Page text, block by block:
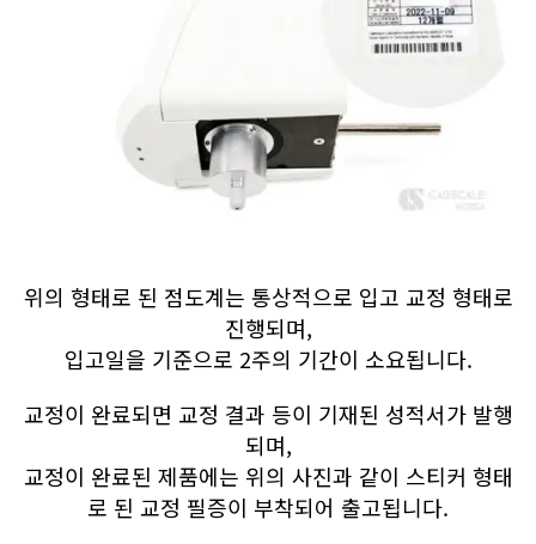
위의 형태로 된 점도계는 통상적으로 입고 교정 형태로
진행되며,
입고일을 기준으로 2주의 기간이 소요됩니다.
교정이 완료되면 교정 결과 등이 기재된 성적서가 발행
되며,
교정이 완료된 제품에는 위의 사진과 같이 스티커 형태
로 된 교정 필증이 부착되어 출고됩니다.